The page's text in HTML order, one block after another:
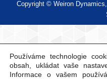
Copyright © Weiron Dynamics,
Používáme technologie
obsah, ukládat vaše
Informace o vašem